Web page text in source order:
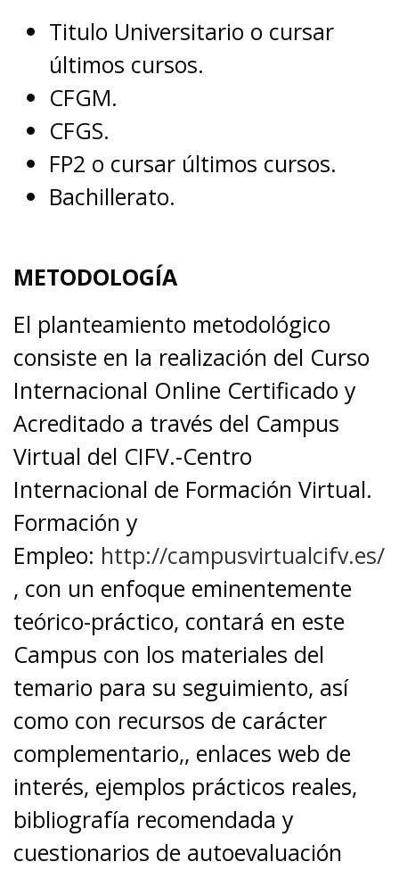
Titulo Universitario o cursar
últimos cursos.
CFGM.
CFGS.
FP2 o cursar últimos cursos.
Bachillerato.
METODOLOGÍA
El planteamiento metodológico
consiste en la realización del Curso
Internacional Online Certificado y
Acreditado a través del Campus
Virtual del CIFV.-Centro
Internacional de Formación Virtual.
Formación y
Empleo: http://campusvirtualcifv.es/
, con un enfoque eminentemente
teórico-práctico, contará en este
Campus con los materiales del
temario para su seguimiento, así
como con recursos de carácter
complementario,, enlaces web de
interés, ejemplos prácticos reales,
bibliografía recomendada y
cuestionarios de autoevaluación